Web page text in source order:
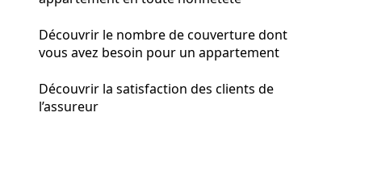
Découvrir le nombre de couverture dont
vous avez besoin pour un appartement
Découvrir la satisfaction des clients de
l’assureur